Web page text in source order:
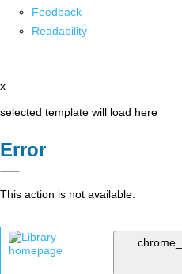
Feedback
Readability
x
selected template will load here
Error
This action is not available.